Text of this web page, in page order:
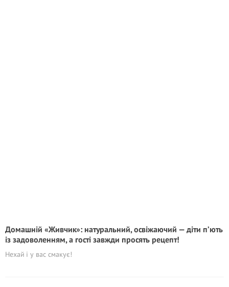
Домашній «Живчик»: натуральний, освіжаючий — діти п’ють
із задоволенням, а гості завжди просять рецепт!
Нехай і у вас смакує!